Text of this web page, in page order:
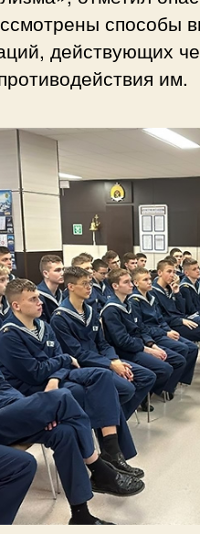
способы
действующих
им.